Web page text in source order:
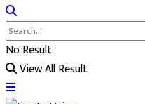
No Result
View All Result